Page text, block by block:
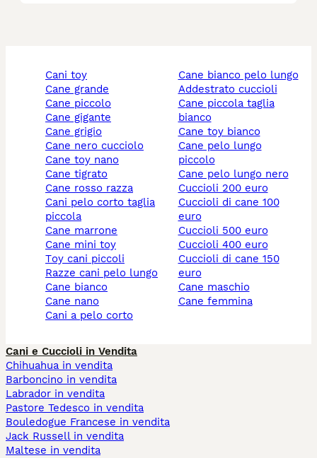
cani toy
cane grande
cane piccolo
cane gigante
cane grigio
cane nero cucciolo
cane toy nano
cane tigrato
cane rosso razza
cani pelo corto taglia
piccola
cane marrone
cane mini toy
toy cani piccoli
razze cani pelo lungo
cane bianco
cane nano
cani a pelo corto
cane bianco pelo lungo
addestrato cuccioli
cane piccola taglia
bianco
cane toy bianco
cane pelo lungo
piccolo
cane pelo lungo nero
cuccioli 200 euro
cuccioli di cane 100
euro
cuccioli 500 euro
cuccioli 400 euro
cuccioli di cane 150
euro
cane maschio
cane femmina
Cani e Cuccioli in Vendita
Chihuahua in vendita
Barboncino in vendita
Labrador in vendita
Pastore Tedesco in vendita
Bouledogue Francese in vendita
Jack Russell in vendita
Maltese in vendita